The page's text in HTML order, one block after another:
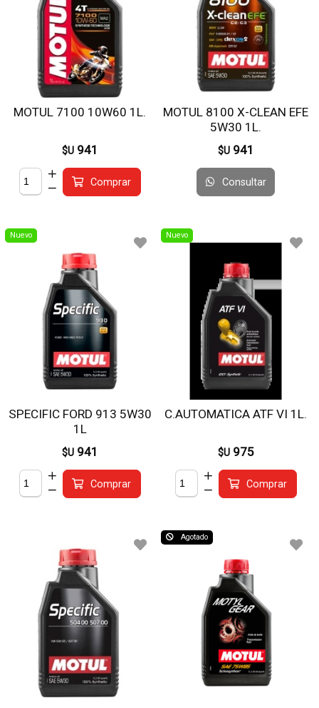
MOTUL 7100 10W60 1L.
$U 941
Comprar
MOTUL 8100 X-CLEAN EFE
5W30 1L.
$U 941
Consultar
Nuevo
SPECIFIC FORD 913 5W30
1L
$U 941
Comprar
Nuevo
C.AUTOMATICA ATF VI 1L.
$U 975
Comprar
Agotado